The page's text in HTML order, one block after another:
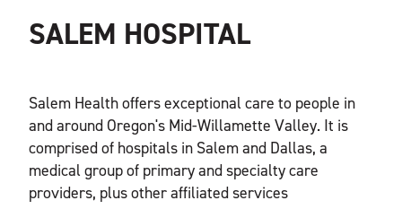
SALEM HOSPITAL
Salem Health offers exceptional care to people in
and around Oregon's Mid-Willamette Valley. It is
comprised of hospitals in Salem and Dallas, a
medical group of primary and specialty care
providers, plus other affiliated services